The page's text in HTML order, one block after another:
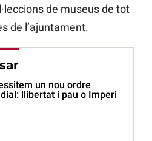
de museus de tot
de l’ajuntament.
un nou ordre
llibertat i pau o Imperi